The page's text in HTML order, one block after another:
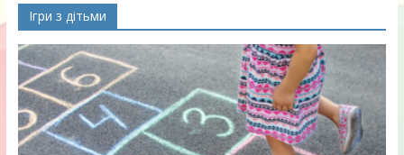
Ігри з дітьми